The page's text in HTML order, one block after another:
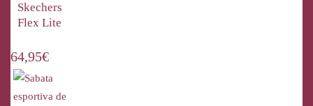
Skechers
Flex Lite
64,95€